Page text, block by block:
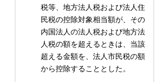
税等、地方法人税および法人住
民税の控除対象相当額が、その
内国法人の法人税および地方法
人税の額を超えるときは、当該
超える金額を、法人市民税の額
から控除することとした。